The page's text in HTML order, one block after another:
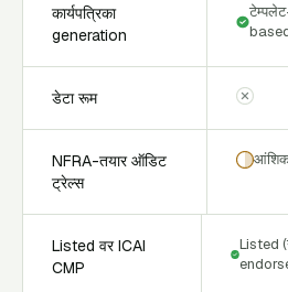
कार्यपत्रिका
generation
डेटा रूम
NFRA-तयार ऑडिट
ट्रेल्स
Listed वर ICAI
CMP
Listed